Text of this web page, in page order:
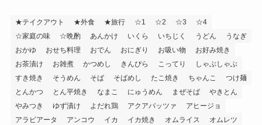
★テイクアウト ★外食 ★旅行 ☆1 ☆2 ☆3
☆4
☆家庭の味
☆晩酌 あんかけ いくら いちじく うどん
うなぎ
おかゆ
おせち料理 おでん おにぎり お吸い物
お好み焼き
お茶漬け
お雑煮 かつめし きんぴら こってり
しゃぶしゃぶ
すき焼き
そうめん そば そばめし たこ焼き ちゃんこ
つけ麺
とんかつ
とん平焼き なまこ にゅうめん まぜそば
やきとん
やみつき
ゆず漬け よだれ鶏 アクアパッツァ
アヒージョ
アラビアータ
アンコウ イカ イカ焼き オムライス
オムレツ